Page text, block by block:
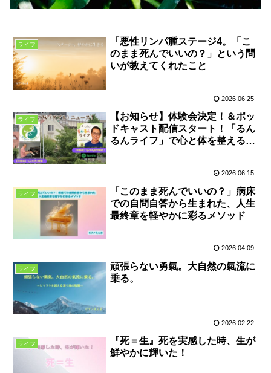
ライフ
「悪性リンパ腫ステージ4。「こ
のまま死んでいいの？」という問
いが教えてくれたこと
2026.06.25
ライフ
【お知らせ】体験会決定！＆ポッ
ドキャスト配信スタート！「るん
るんライフ」で心と体を整える毎
2026.06.15
ライフ
「このまま死んでいいの？」病床
での自問自答から生まれた、人生
最終章を軽やかに彩るメソッド
2026.04.09
ライフ
頑張らない勇氣。大自然の氣流に
乗る。
2026.02.22
ライフ
『死＝生』死を実感した時、生が
鮮やかに輝いた！